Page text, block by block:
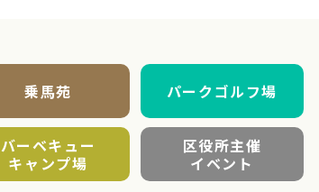
乗馬苑 パークゴルフ場
バーベキュー
キャンプ場
区役所主催
イベント